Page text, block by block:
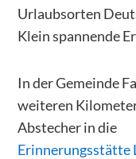
Urlaubsorten
Klein spannende
In der Gemeinde
weiteren
Abstecher in die
Erinnerungsstätte